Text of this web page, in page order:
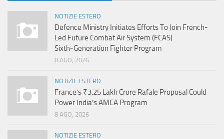
NOTIZIE ESTERO
Defence Ministry Initiates Efforts To Join French-
Led Future Combat Air System (FCAS)
Sixth‑Generation Fighter Program
8 AGO, 2026
NOTIZIE ESTERO
France’s ₹3.25 Lakh Crore Rafale Proposal Could
Power India’s AMCA Program
8 AGO, 2026
NOTIZIE ESTERO